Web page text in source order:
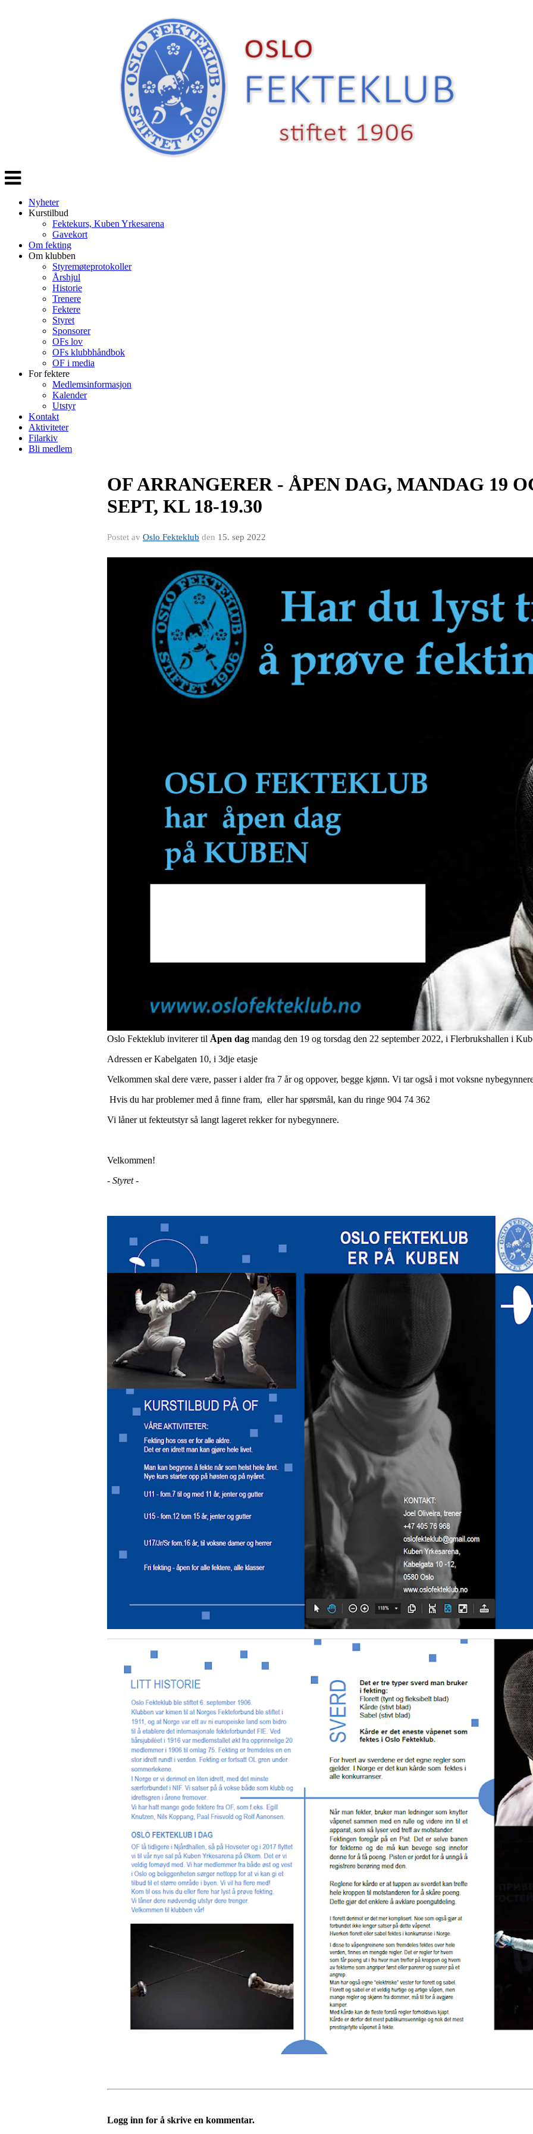
Veksle
navigasjon
Nyheter
Kurstilbud
Fektekurs, Kuben Yrkesarena
Gavekort
Om fekting
Om klubben
Styremøteprotokoller
Årshjul
Historie
Trenere
Fektere
Styret
Sponsorer
OFs lov
OFs klubbhåndbok
OF i media
For fektere
Medlemsinformasjon
Kalender
Utstyr
Kontakt
Aktiviteter
Filarkiv
Bli medlem
OF ARRANGERER - ÅPEN DAG, MANDAG 19
SEPT, KL 18-19.30
Postet av Oslo Fekteklub den 15. sep 2022
Oslo Fekteklub inviterer til Åpen dag mandag den 19 og torsdag den 22 september 2022, i Flerbrukshallen i
Adressen er Kabelgaten 10, i 3dje etasje
Velkommen skal dere være, passer i alder fra 7 år og oppover, begge kjønn. Vi tar også i mot voksne
Hvis du har problemer med å finne fram, eller har spørsmål, kan du ringe 904 74 362
Vi låner ut fekteutstyr så langt lageret rekker for nybegynnere.
Velkommen!
- Styret -
Logg inn for å skrive en kommentar.